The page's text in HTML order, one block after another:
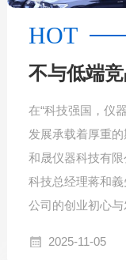
HOT
在“科技强国，仪
发展承载着厚重
和晟仪器科技有
科技总经理蒋和
公司的创业初心
2025-11-05